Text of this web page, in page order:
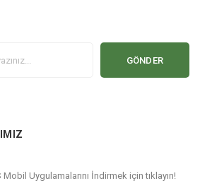
GÖNDER
Uygulamalarını İndirmek için tıklayın!